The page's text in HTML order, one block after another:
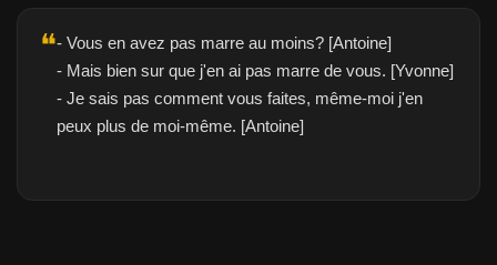
❝- Vous en avez pas marre au moins? [Antoine]
- Mais bien sur que j'en ai pas marre de vous. [Yvonne]
- Je sais pas comment vous faites, même-moi j'en
peux plus de moi-même. [Antoine]